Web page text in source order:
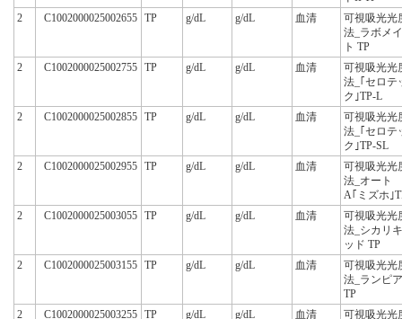
2
C1002000025002655 TP g/dL g/dL 血清
可視吸光光
法_ラボメイ
ト TP
2
C1002000025002755 TP g/dL g/dL 血清
可視吸光光
法_｢セロテ
ク｣TP-L
2
C1002000025002855 TP g/dL g/dL 血清
可視吸光光
法_｢セロテ
ク｣TP-SL
2
C1002000025002955 TP g/dL g/dL 血清
可視吸光光
法_オート
A｢ミズホ｣
2
C1002000025003055 TP g/dL g/dL 血清
可視吸光光
法_シカリキ
ッド TP
2
C1002000025003155 TP g/dL g/dL 血清
可視吸光光
法_ランピア
TP
2
C1002000025003255 TP g/dL g/dL 血清
可視吸光光